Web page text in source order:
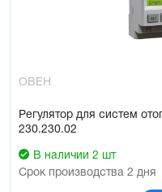
ОВЕН
Регулятор для систем
230.230.02
В наличии 2 шт
Срок производства 2 дня